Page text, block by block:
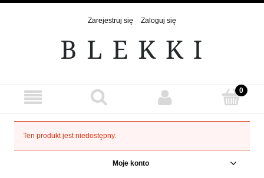
Zarejestruj się Zaloguj się
Ten produkt jest niedostępny.
Moje konto